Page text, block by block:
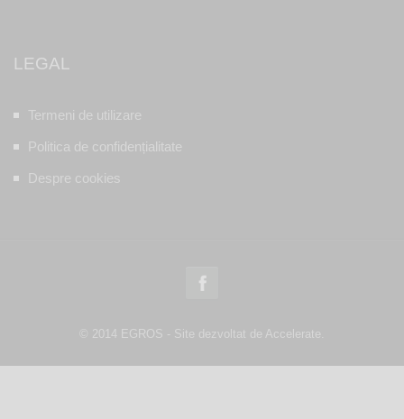
LEGAL
Termeni de utilizare
Politica de confidențialitate
Despre cookies
© 2014 EGROS - Site dezvoltat de Accelerate.